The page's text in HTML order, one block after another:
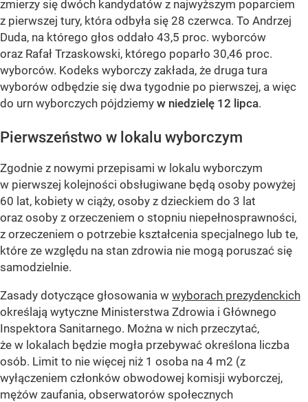
zmierzy się dwóch kandydatów z najwyższym poparciem
z pierwszej tury, która odbyła się 28 czerwca. To Andrzej
Duda, na którego głos oddało 43,5 proc. wyborców
oraz Rafał Trzaskowski, którego poparło 30,46 proc.
wyborców. Kodeks wyborczy zakłada, że druga tura
wyborów odbędzie się dwa tygodnie po pierwszej, a więc
do urn wyborczych pójdziemy w niedzielę 12 lipca.
Pierwszeństwo w lokalu wyborczym
Zgodnie z nowymi przepisami w lokalu wyborczym
w pierwszej kolejności obsługiwane będą osoby powyżej
60 lat, kobiety w ciąży, osoby z dzieckiem do 3 lat
oraz osoby z orzeczeniem o stopniu niepełnosprawności,
z orzeczeniem o potrzebie kształcenia specjalnego lub te,
które ze względu na stan zdrowia nie mogą poruszać się
samodzielnie.
Zasady dotyczące głosowania w wyborach prezydenckich
określają wytyczne Ministerstwa Zdrowia i Głównego
Inspektora Sanitarnego. Można w nich przeczytać,
że w lokalach będzie mogła przebywać określona liczba
osób. Limit to nie więcej niż 1 osoba na 4 m2 (z
wyłączeniem członków obwodowej komisji wyborczej,
mężów zaufania, obserwatorów społecznych